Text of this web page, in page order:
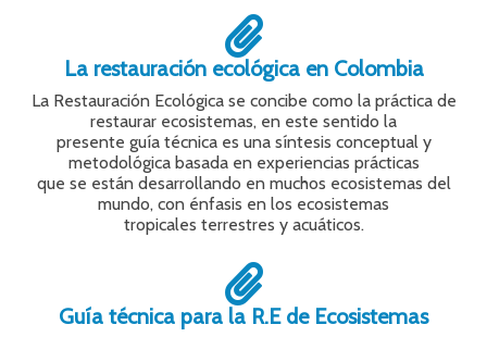
La restauración ecológica en Colombia
La Restauración Ecológica se concibe como la práctica de
restaurar ecosistemas, en este sentido la
presente guía técnica es una síntesis conceptual y
metodológica basada en experiencias prácticas
que se están desarrollando en muchos ecosistemas del
mundo, con énfasis en los ecosistemas
tropicales terrestres y acuáticos.
Guía técnica para la R.E de Ecosistemas